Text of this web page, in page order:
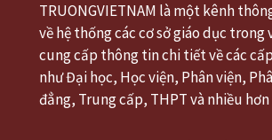
TRUONGVIETNAM là một kênh
về hệ thống các cơ sở giáo dục trong
cung cấp thông tin chi tiết về các
như Đại học, Học viện, Phân viện,
đẳng, Trung cấp, THPT và nhiều hơn